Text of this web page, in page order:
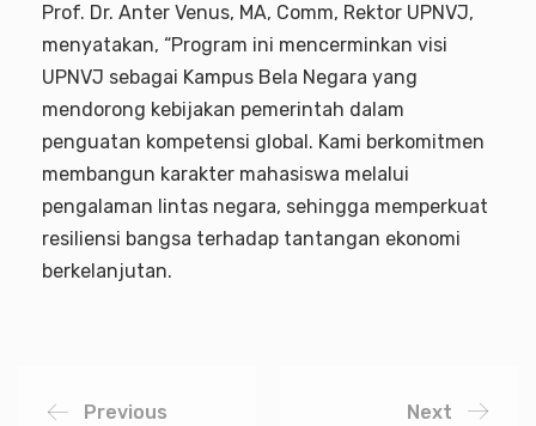
Prof. Dr. Anter Venus, MA, Comm, Rektor UPNVJ,
menyatakan, “Program ini mencerminkan visi
UPNVJ sebagai Kampus Bela Negara yang
mendorong kebijakan pemerintah dalam
penguatan kompetensi global. Kami berkomitmen
membangun karakter mahasiswa melalui
pengalaman lintas negara, sehingga memperkuat
resiliensi bangsa terhadap tantangan ekonomi
berkelanjutan.
Previous Next